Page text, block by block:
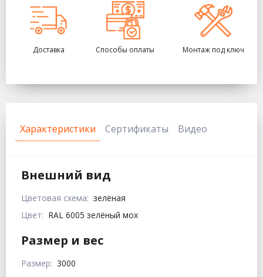
Доставка Способы оплаты Монтаж под ключ
Характеристики Сертификаты Видео
Внешний вид
Цветовая схема: зелёная
Цвет: RAL 6005 зелёный мох
Размер и вес
Размер: 3000